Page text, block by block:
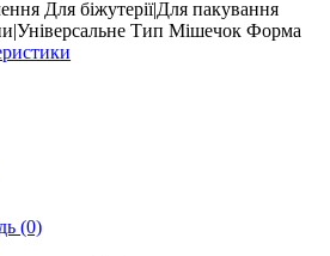
Для біжутерії|Для пакування
Тип Мішечок Форма
(0)